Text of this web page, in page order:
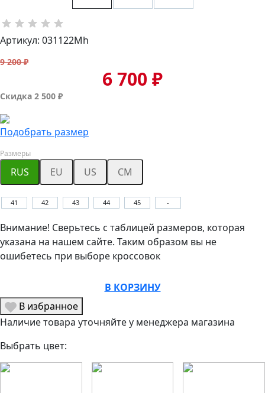
Артикул: 031122Mh
9 200 ₽
6 700 ₽
Скидка 2 500 ₽
Подобрать размер
Размеры
RUS EU US CM
41 42 43 44 45 -
Внимание! Сверьтесь с таблицей размеров, которая
указана на нашем сайте. Таким образом вы не
ошибетесь при выборе кроссовок
В КОРЗИНУ
В избранное
Наличие товара уточняйте у менеджера магазина
Выбрать цвет: